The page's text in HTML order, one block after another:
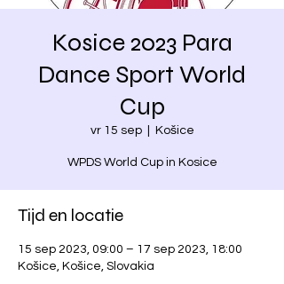
Kosice 2023 Para
Dance Sport World
Cup
vr 15 sep
  |
Košice
WPDS World Cup in Kosice
Tijd en locatie
15 sep 2023, 09:00 – 17 sep 2023, 18:00
Košice, Košice, Slovakia